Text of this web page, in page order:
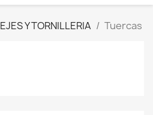
EJES Y TORNILLERIA Tuercas